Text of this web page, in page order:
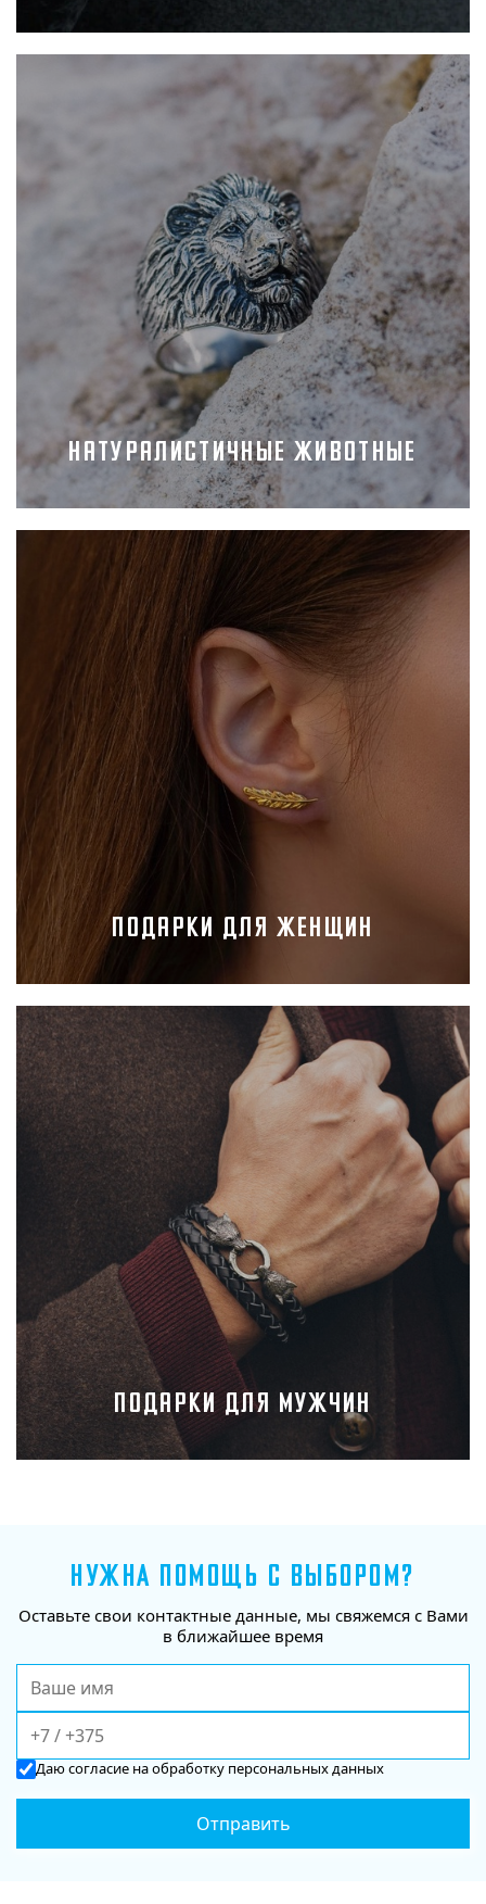
Натуралистичные животные
Подарки для женщин
Подарки для мужчин
НУЖНА ПОМОЩЬ С ВЫБОРОМ?
Оставьте свои контактные данные, мы свяжемся с Вами
в ближайшее время
Даюсогласие на обработку персональных данных